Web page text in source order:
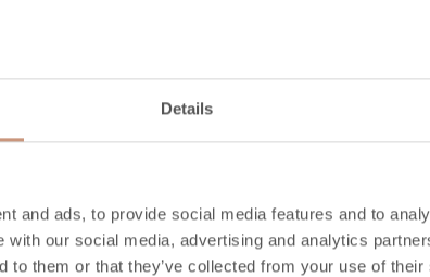
Details
and ads, to provide social media features and to
with our social media, advertising and analytics
to them or that they’ve collected from your use of